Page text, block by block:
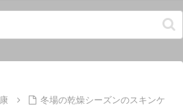
冬場の乾燥シーズンのスキンケ